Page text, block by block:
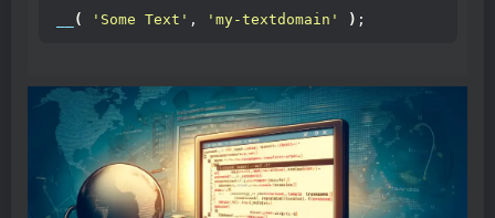
( 'Some Text' , 'my-textdomain' ) ;